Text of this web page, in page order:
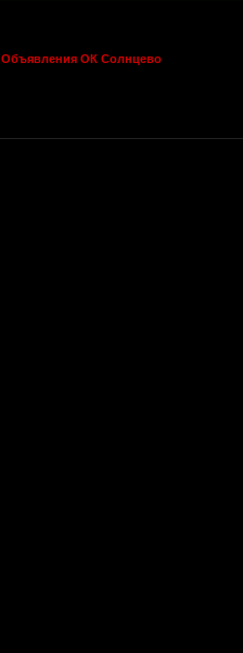
Объявления ОК Солнцево